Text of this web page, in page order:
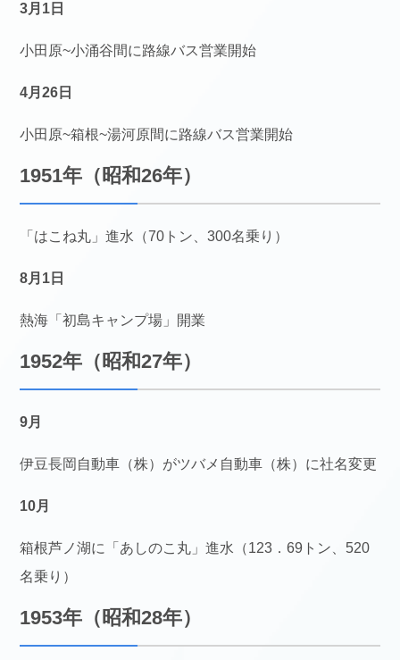
3月1日
小田原~小涌谷間に路線バス営業開始
4月26日
小田原~箱根~湯河原間に路線バス営業開始
1951年（昭和26年）
「はこね丸」進水（70トン、300名乗り）
8月1日
熱海「初島キャンプ場」開業
1952年（昭和27年）
9月
伊豆長岡自動車（株）がツバメ自動車（株）に社名変更
10月
箱根芦ノ湖に「あしのこ丸」進水（123．69トン、520
名乗り）
1953年（昭和28年）